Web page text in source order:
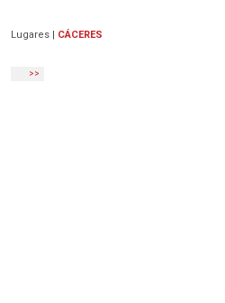
Lugares CÁCERES
>>